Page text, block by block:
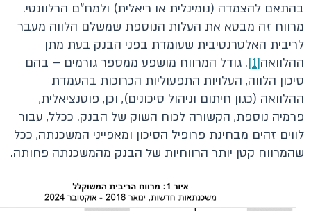
בהתאם להצמדה (נומינלית או ריאלית) ולמח"ם הרלוונטי.
מרווח זה מבטא את העלות הנוספת שמשלם הלווה מעבר
לריבית האלטרנטיבית שעומדת בפני הבנק בעת מתן
ההלוואה[1]
. גודל המרווח מושפע ממספר גורמים – בהם
סיכון הלווה, העלויות התפעוליות הכרוכות בהעמדת
ההלוואה (כגון חיתום וניהול סיכונים), וכן, פוטנציאלית,
פרמיה נוספת, הקשורה לכוח השוק של הבנק. ככלל, עבור
לווים זהים מבחינת פרופיל הסיכון ומאפייני המשכנתה, ככל
שהמרווח קטן יותר הרווחיות של הבנק מהמשכנתה פחותה.